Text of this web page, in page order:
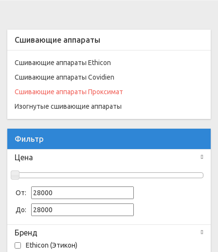
Сшивающие аппараты
Сшивающие аппараты Ethicon
Сшивающие аппараты Covidien
Сшивающие аппараты Проксимат
Изогнутые сшивающие аппараты
Фильтр
Цена
От:
До:
Бренд
Ethicon (Этикон)